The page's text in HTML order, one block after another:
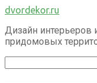
Перейти
контенту
dvordekor.ru
Дизайн интерьеров
придомовых